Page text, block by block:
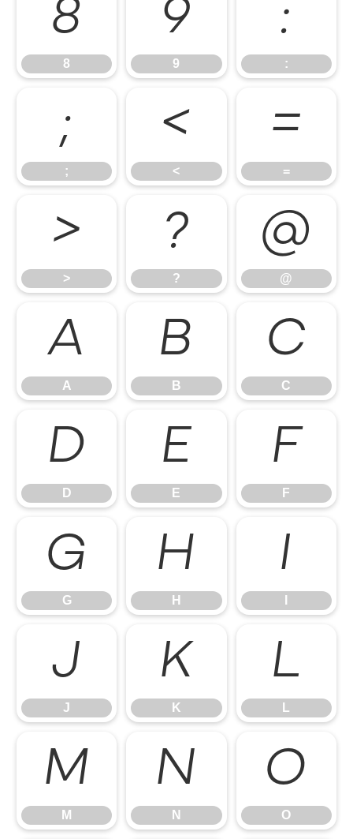
8
8
9
9
:
:
;
;
<
<
=
=
>
>
?
?
@
@
A
A
B
B
C
C
D
D
E
E
F
F
G
G
H
H
I
J
J
K
K
L
L
M
M
N
N
O
O